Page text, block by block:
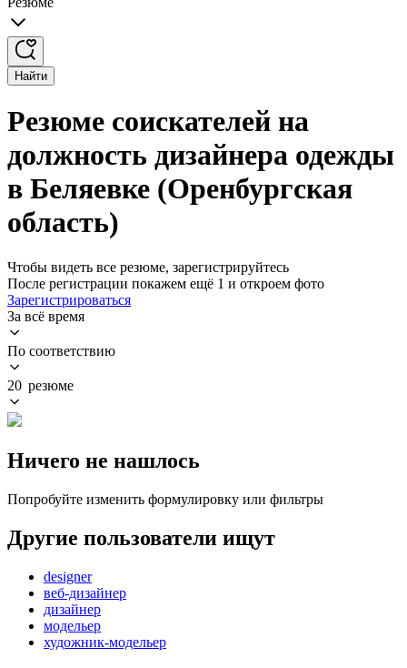
Найти
Резюме соискателей на
должность дизайнера одежды
в Беляевке (Оренбургская
область)
Чтобы видеть все резюме, зарегистрируйтесь
После регистрации покажем ещё 1 и откроем фото
Зарегистрироваться
За всё время
По соответствию
20 резюме
Ничего не нашлось
Попробуйте изменить формулировку или фильтры
Другие пользователи ищут
designer
веб-дизайнер
дизайнер
модельер
художник-модельер